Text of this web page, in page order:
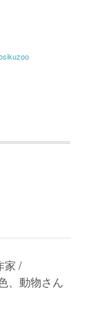
家 /
、動物さん